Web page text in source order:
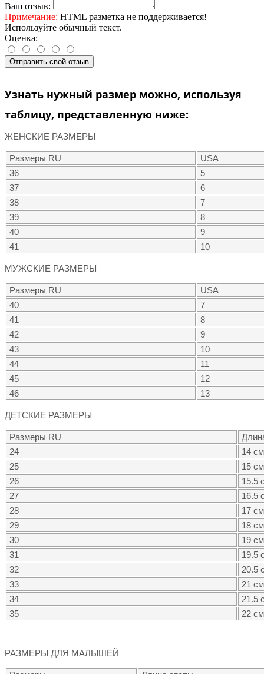
Ваш отзыв:
Примечание: HTML разметка не поддерживается!
Используйте обычный текст.
Оценка:
Отправить свой отзыв
Узнать нужный размер можно, используя
таблицу, представленную ниже:
ЖЕНСКИЕ РАЗМЕРЫ
Размеры RU
USA
36
5
37
6
38
7
39
8
40
9
41
10
МУЖСКИЕ РАЗМЕРЫ
Размеры RU
USA
40
7
41
8
42
9
43
10
44
11
45
12
46
13
ДЕТСКИЕ РАЗМЕРЫ
Размеры RU
24
14 см
25
15 см
26
15.5
27
16.5
28
17 см
29
18 см
30
19 см
31
19.5
32
20.5
33
21 см
34
21.5
35
22 см
РАЗМЕРЫ ДЛЯ МАЛЫШЕЙ